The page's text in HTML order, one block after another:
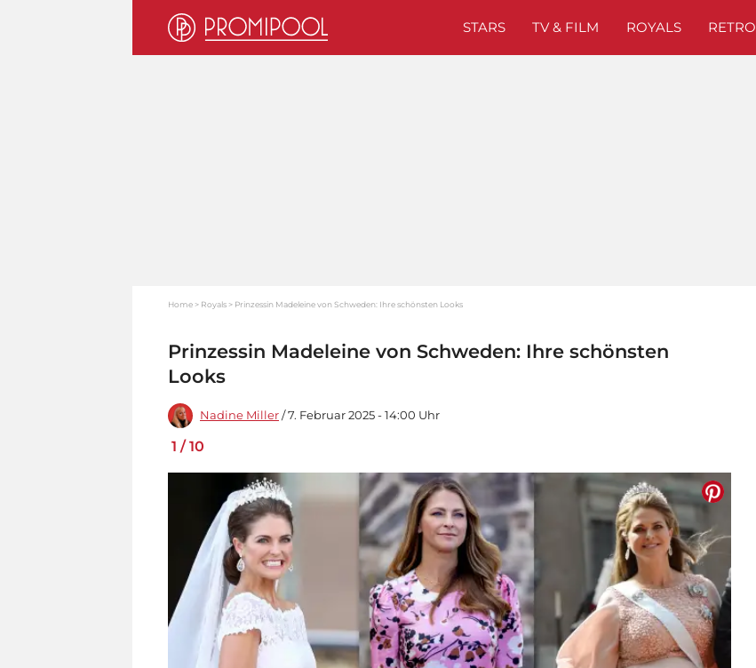
STARS TV & FILM ROYALS RETRO
Home Royals Prinzessin Madeleine von Schweden: Ihre schönsten Looks
Prinzessin Madeleine von Schweden: Ihre schönsten
Looks
Nadine Miller / 7. Februar 2025 - 14:00 Uhr
1 /10